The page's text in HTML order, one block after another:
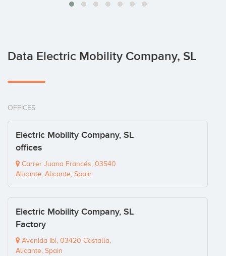
Data Electric Mobility Company, SL
OFFICES
Electric Mobility Company, SL
offices
Carrer Juana Francés, 03540
Alicante, Alicante, Spain
Electric Mobility Company, SL
Factory
Avenida Ibi, 03420 Castalla,
Alicante, Spain